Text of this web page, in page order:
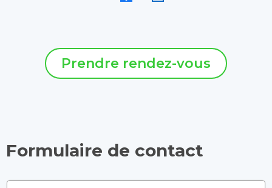
Prendre rendez-vous
Formulaire de contact